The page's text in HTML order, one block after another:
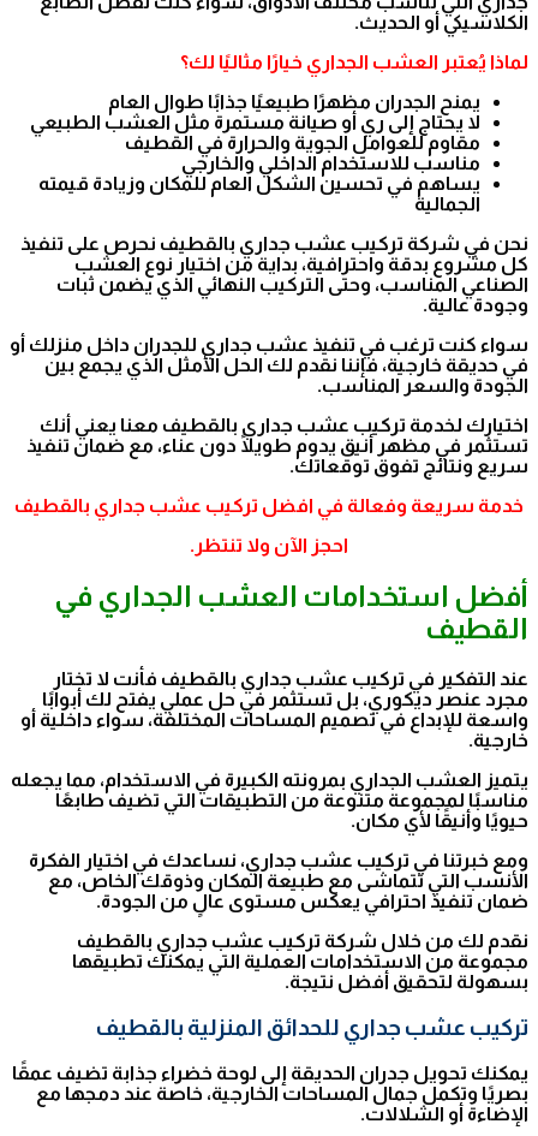
الكلاسيكي أو الحديث.
لماذا يُعتبر العشب الجداري خيارًا مثاليًا لك؟
يمنح الجدران مظهرًا طبيعيًا جذابًا طوال العام
لا يحتاج إلى ري أو صيانة مستمرة مثل العشب الطبيعي
مقاوم للعوامل الجوية والحرارة في القطيف
مناسب للاستخدام الداخلي والخارجي
يساهم في تحسين الشكل العام للمكان وزيادة قيمته
الجمالية
نحن في شركة تركيب عشب جداري بالقطيف نحرص على تنفيذ
كل مشروع بدقة واحترافية، بداية من اختيار نوع العشب
الصناعي المناسب، وحتى التركيب النهائي الذي يضمن ثبات
وجودة عالية.
سواء كنت ترغب في تنفيذ عشب جداري للجدران داخل منزلك أو
في حديقة خارجية، فإننا نقدم لك الحل الأمثل الذي يجمع بين
الجودة والسعر المناسب.
اختيارك لخدمة تركيب عشب جداري بالقطيف معنا يعني أنك
تستثمر في مظهر أنيق يدوم طويلًا دون عناء، مع ضمان تنفيذ
سريع ونتائج تفوق توقعاتك.
خدمة سريعة وفعالة في افضل تركيب عشب جداري بالقطيف
احجز الآن ولا تنتظر.
أفضل استخدامات العشب الجداري في
القطيف
عند التفكير في تركيب عشب جداري بالقطيف فأنت لا تختار
مجرد عنصر ديكوري، بل تستثمر في حل عملي يفتح لك أبوابًا
واسعة للإبداع في تصميم المساحات المختلفة، سواء داخلية أو
خارجية.
يتميز العشب الجداري بمرونته الكبيرة في الاستخدام، مما يجعله
مناسبًا لمجموعة متنوعة من التطبيقات التي تضيف طابعًا
حيويًا وأنيقًا لأي مكان.
ومع خبرتنا في تركيب عشب جداري، نساعدك في اختيار الفكرة
الأنسب التي تتماشى مع طبيعة المكان وذوقك الخاص، مع
ضمان تنفيذ احترافي يعكس مستوى عالٍ من الجودة.
نقدم لك من خلال شركة تركيب عشب جداري بالقطيف
مجموعة من الاستخدامات العملية التي يمكنك تطبيقها
بسهولة لتحقيق أفضل نتيجة.
تركيب عشب جداري للحدائق المنزلية بالقطيف
يمكنك تحويل جدران الحديقة إلى لوحة خضراء جذابة تضيف عمقًا
بصريًا وتكمل جمال المساحات الخارجية، خاصة عند دمجها مع
الإضاءة أو الشلالات.